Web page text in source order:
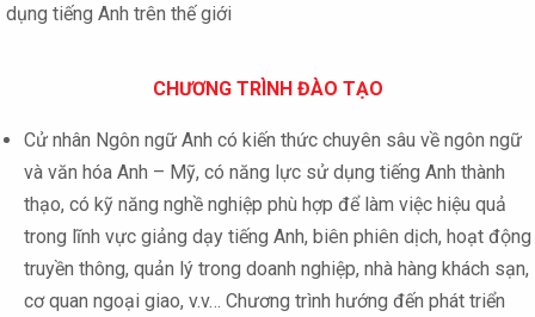
dụng tiếng Anh trên thế giới
CHƯƠNG TRÌNH ĐÀO TẠO
Cử nhân Ngôn ngữ Anh có kiến thức chuyên sâu về ngôn ngữ
và văn hóa Anh – Mỹ, có năng lực sử dụng tiếng Anh thành
thạo, có kỹ năng nghề nghiệp phù hợp để làm việc hiệu quả
trong lĩnh vực giảng dạy tiếng Anh, biên phiên dịch, hoạt động
truyền thông, quản lý trong doanh nghiệp, nhà hàng khách sạn,
cơ quan ngoại giao, v.v… Chương trình hướng đến phát triển